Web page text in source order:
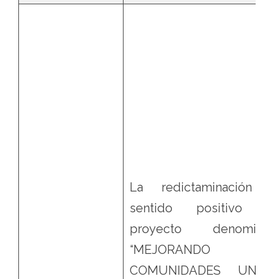
La redictaminación
sentido positivo
proyecto
“MEJORANDO
COMUNIDADES